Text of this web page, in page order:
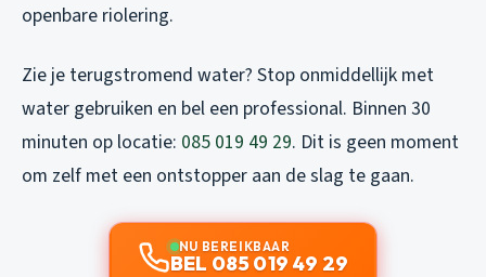
openbare riolering.
Zie je terugstromend water? Stop onmiddellijk met
water gebruiken en bel een professional. Binnen 30
minuten op locatie: 085 019 49 29. Dit is geen moment
om zelf met een ontstopper aan de slag te gaan.
NU BEREIKBAAR
BEL 085 019 49 29